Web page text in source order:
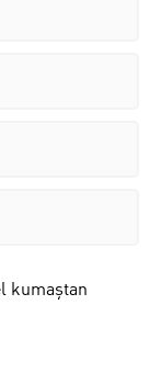
kumaştan